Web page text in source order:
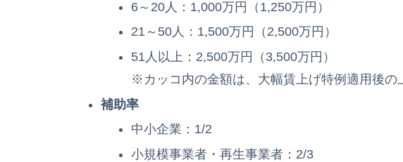
6～20人：1,000万円（1,250万円）
21～50人：1,500万円（2,500万円）
51人以上：2,500万円（3,500万円）
※カッコ内の金額は、大幅賃上げ特例適用後の
補助率
中小企業：1/2
小規模事業者・再生事業者：2/3